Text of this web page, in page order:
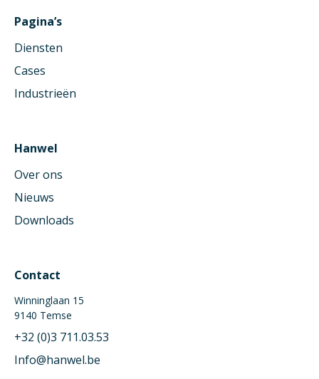
Pagina’s
Diensten
Cases
Industrieën
Hanwel
Over ons
Nieuws
Downloads
Contact
Winninglaan 15
9140 Temse
+32 (0)3 711.03.53
Info@hanwel.be